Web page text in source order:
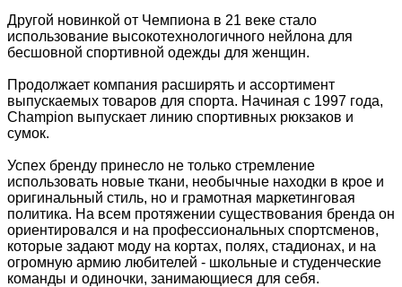
Другой новинкой от Чемпиона в 21 веке стало
использование высокотехнологичного нейлона для
бесшовной спортивной одежды для женщин.
Продолжает компания расширять и ассортимент
выпускаемых товаров для спорта. Начиная с 1997 года,
Champion выпускает линию спортивных рюкзаков и
сумок.
Успех бренду принесло не только стремление
использовать новые ткани, необычные находки в крое и
оригинальный стиль, но и грамотная маркетинговая
политика. На всем протяжении существования бренда он
ориентировался и на профессиональных спортсменов,
которые задают моду на кортах, полях, стадионах, и на
огромную армию любителей - школьные и студенческие
команды и одиночки, занимающиеся для себя.